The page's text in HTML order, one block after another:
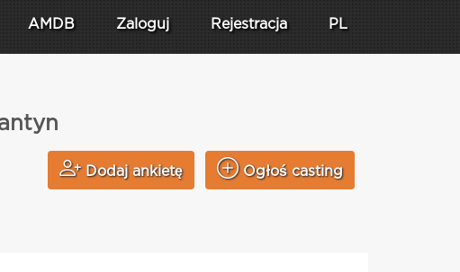
AMDB Zaloguj Rejestracja PL
Dodaj ankietę Ogłoś casting